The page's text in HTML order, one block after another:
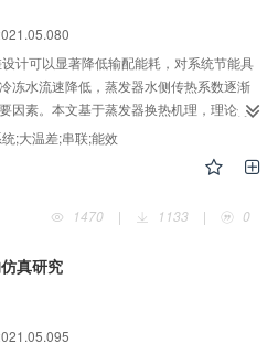
计可以显著降低输配能耗，对系统节能具
冻水流速降低，蒸发器水侧传热系数逐渐
因素。本文基于蒸发器换热机理，理论分
的影响，并通过离心式冷水机组串联运行
同水路流程对整机性能的影响。结果表
，采用蒸发器双流程串联的设计方法，相
益于串联方案中间温度的存在，上下游机
能效达到最佳。
;大温差;串联;能效
1470
| 1133 | 0
真研究